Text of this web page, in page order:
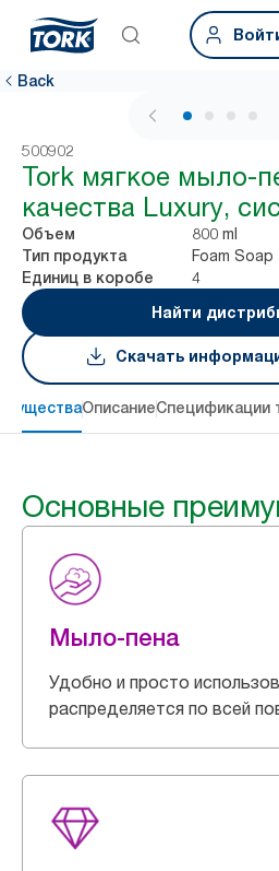
Back
1 / 4
500902
Tork мягкое мыло-
качества Luxury,
Объем 800 ml
Тип продукта Foam Soap
Единиц в коробе
4
Найти
Скачать
ОписаниеСпецификации
Основные
Мыло-пена
Удобно и просто
распределяется по всей